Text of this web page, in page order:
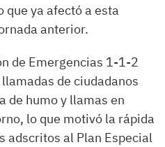
ya afectó a esta
anterior.
de Emergencias 1-1-2
de ciudadanos
de humo y llamas en
lo que motivó la rápida
adscritos al Plan Especial